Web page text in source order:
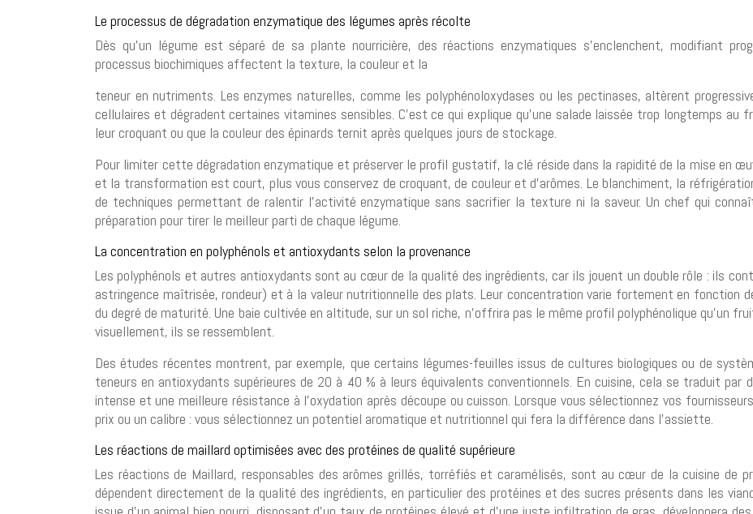
Le processus de dégradation enzymatique des légumes après récolte
Dès qu’un légume est séparé de sa plante nourricière, des réactions enzymatiques s’enclenchent, modifiant
processus biochimiques affectent la texture, la couleur et la
teneur en nutriments. Les enzymes naturelles, comme les polyphénoloxydases ou les pectinases, altèrent
cellulaires et dégradent certaines vitamines sensibles. C’est ce qui explique qu’une salade laissée trop longtemps
leur croquant ou que la couleur des épinards ternit après quelques jours de stockage.
Pour limiter cette dégradation enzymatique et préserver le profil gustatif, la clé réside dans la rapidité de la mise en
et la transformation est court, plus vous conservez de croquant, de couleur et d’arômes. Le blanchiment, la
de techniques permettant de ralentir l’activité enzymatique sans sacrifier la texture ni la saveur. Un chef qui
préparation pour tirer le meilleur parti de chaque légume.
La concentration en polyphénols et antioxydants selon la provenance
Les polyphénols et autres antioxydants sont au cœur de la qualité des ingrédients, car ils jouent un double rôle : ils
astringence maîtrisée, rondeur) et à la valeur nutritionnelle des plats. Leur concentration varie fortement en fonction
du degré de maturité. Une baie cultivée en altitude, sur un sol riche, n’offrira pas le même profil polyphénolique qu’un
visuellement, ils se ressemblent.
Des études récentes montrent, par exemple, que certains légumes-feuilles issus de cultures biologiques ou de
teneurs en antioxydants supérieures de 20 à 40 % à leurs équivalents conventionnels. En cuisine, cela se traduit par
intense et une meilleure résistance à l’oxydation après découpe ou cuisson. Lorsque vous sélectionnez vos
prix ou un calibre : vous sélectionnez un potentiel aromatique et nutritionnel qui fera la différence dans l’assiette.
Les réactions de maillard optimisées avec des protéines de qualité supérieure
Les réactions de Maillard, responsables des arômes grillés, torréfiés et caramélisés, sont au cœur de la cuisine de
dépendent directement de la qualité des ingrédients, en particulier des protéines et des sucres présents dans les